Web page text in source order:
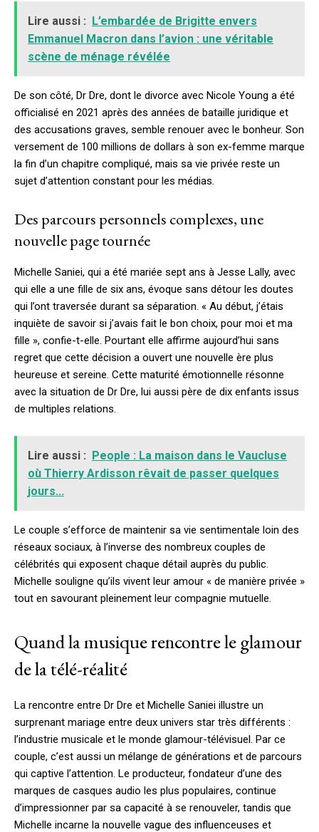
Lire aussi :
L’embardée de Brigitte envers
Emmanuel Macron dans l’avion : une véritable
scène de ménage révélée
De son côté, Dr Dre, dont le divorce avec Nicole Young a été
officialisé en 2021 après des années de bataille juridique et
des accusations graves, semble renouer avec le bonheur. Son
versement de 100 millions de dollars à son ex-femme marque
la fin d’un chapitre compliqué, mais sa vie privée reste un
sujet d’attention constant pour les médias.
Des parcours personnels complexes, une
nouvelle page tournée
Michelle Saniei, qui a été mariée sept ans à Jesse Lally, avec
qui elle a une fille de six ans, évoque sans détour les doutes
qui l’ont traversée durant sa séparation. « Au début, j’étais
inquiète de savoir si j’avais fait le bon choix, pour moi et ma
fille », confie-t-elle. Pourtant elle affirme aujourd’hui sans
regret que cette décision a ouvert une nouvelle ère plus
heureuse et sereine. Cette maturité émotionnelle résonne
avec la situation de Dr Dre, lui aussi père de dix enfants issus
de multiples relations.
Lire aussi :
People : La maison dans le Vaucluse
où Thierry Ardisson rêvait de passer quelques
jours...
Le couple s’efforce de maintenir sa vie sentimentale loin des
réseaux sociaux, à l’inverse des nombreux couples de
célébrités qui exposent chaque détail auprès du public.
Michelle souligne qu’ils vivent leur amour « de manière privée »
tout en savourant pleinement leur compagnie mutuelle.
Quand la musique rencontre le glamour
de la télé-réalité
La rencontre entre Dr Dre et Michelle Saniei illustre un
surprenant mariage entre deux univers star très différents :
l’industrie musicale et le monde glamour-télévisuel. Par ce
couple, c’est aussi un mélange de générations et de parcours
qui captive l’attention. Le producteur, fondateur d’une des
marques de casques audio les plus populaires, continue
d’impressionner par sa capacité à se renouveler, tandis que
Michelle incarne la nouvelle vague des influenceuses et